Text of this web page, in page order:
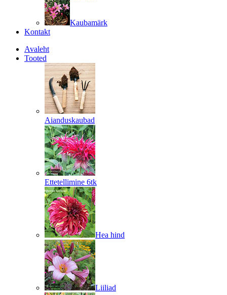
Kaubamärk
Kontakt
Avaleht
Tooted
Aianduskaubad
Ettetellimine 6tk
Hea hind
Liiliad